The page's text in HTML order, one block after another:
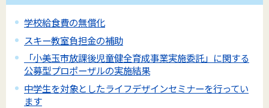
学校給食費の無償化
スキー教室負担金の補助
「小美玉市放課後児童健全育成事業実施委託」に関する
公募型プロポーザルの実施結果
中学生を対象としたライフデザインセミナーを行ってい
ます